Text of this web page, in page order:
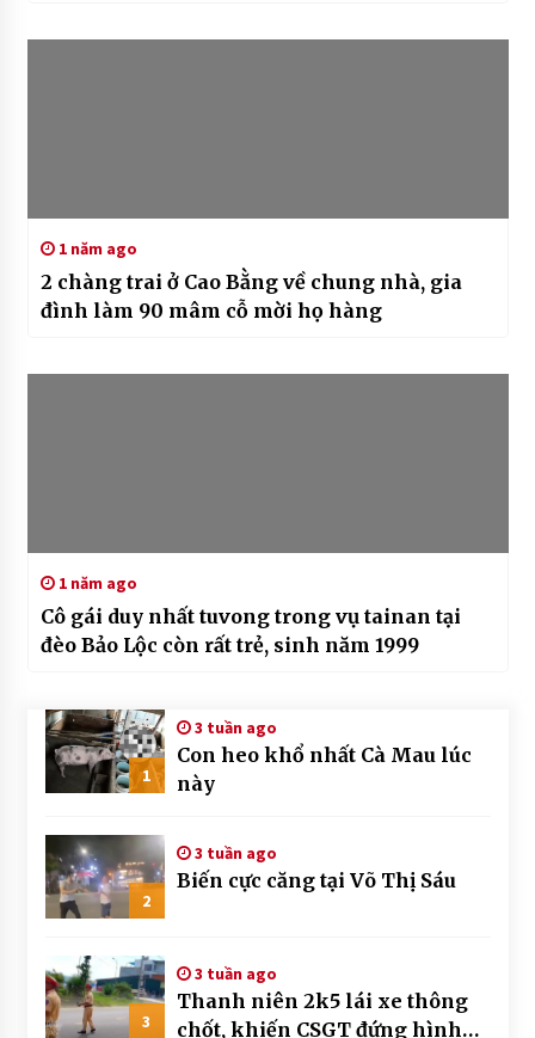
1 năm ago
2 chàng trai ở Cao Bằng về chung nhà, gia
đình làm 90 mâm cỗ mời họ hàng
1 năm ago
Cô gái duy nhất tuvong trong vụ tainan tại
đèo Bảo Lộc còn rất trẻ, sinh năm 1999
1
3 tuần ago
Con heo khổ nhất Cà Mau lúc
này
2
3 tuần ago
Biến cực căng tại Võ Thị Sáu
3
3 tuần ago
Thanh niên 2k5 lái xe thông
chốt, khiến CSGT đứng hình